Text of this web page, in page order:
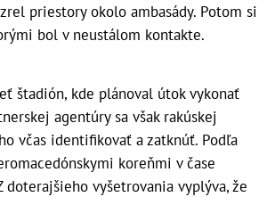
priestory okolo ambasády. Potom si
bol v neustálom kontakte.
štadión, kde plánoval útok vykonať
agentúry sa však rakúskej
včas identifikovať a zatknúť. Podľa
koreňmi v čase
vyšetrovania vyplýva, že